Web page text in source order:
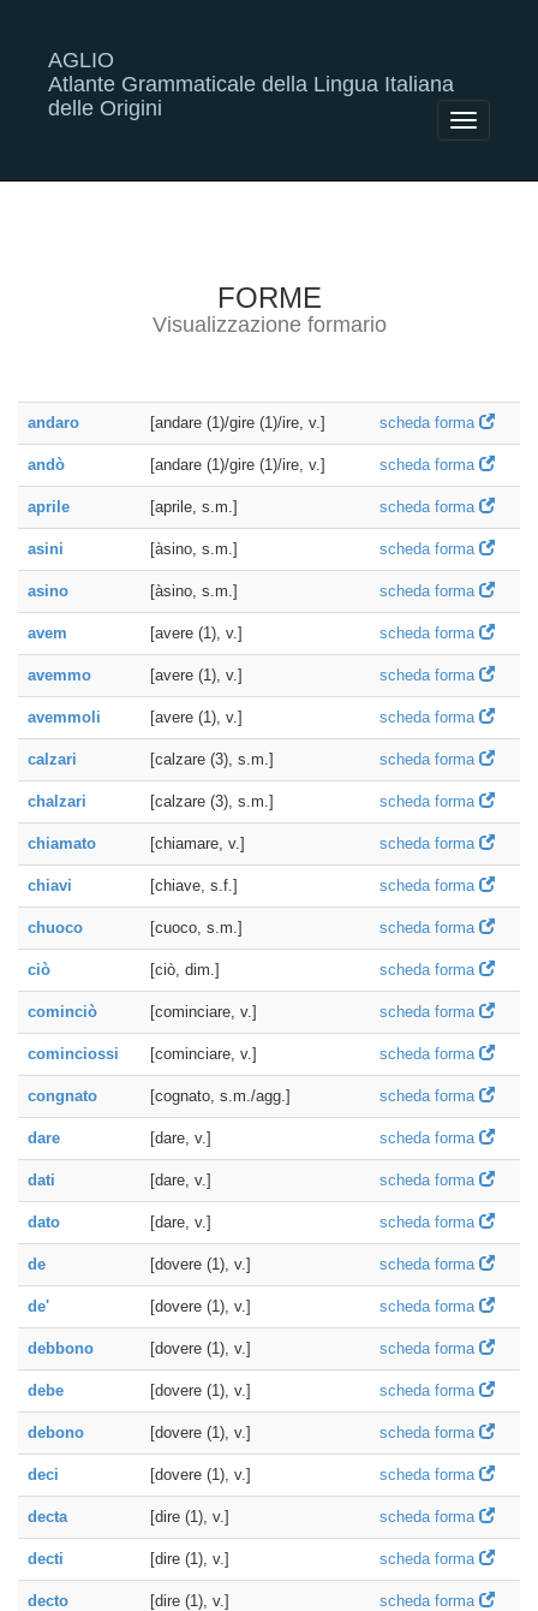
AGLIO
Atlante Grammaticale della Lingua Italiana
delle Origini
Toggle
FORME
Visualizzazione formario
andaro [andare (1)/gire (1)/ire, v.] scheda forma
andò [andare (1)/gire (1)/ire, v.] scheda forma
aprile [aprile, s.m.] scheda forma
asini [àsino, s.m.] scheda forma
asino [àsino, s.m.] scheda forma
avem [avere (1), v.] scheda forma
avemmo [avere (1), v.] scheda forma
avemmoli [avere (1), v.] scheda forma
calzari [calzare (3), s.m.] scheda forma
chalzari [calzare (3), s.m.] scheda forma
chiamato [chiamare, v.] scheda forma
chiavi [chiave, s.f.] scheda forma
chuoco [cuoco, s.m.] scheda forma
ciò [ciò, dim.] scheda forma
cominciò [cominciare, v.] scheda forma
cominciossi [cominciare, v.] scheda forma
congnato [cognato, s.m./agg.] scheda forma
dare [dare, v.] scheda forma
dati [dare, v.] scheda forma
dato [dare, v.] scheda forma
de [dovere (1), v.] scheda forma
de' [dovere (1), v.] scheda forma
debbono [dovere (1), v.] scheda forma
debe [dovere (1), v.] scheda forma
debono [dovere (1), v.] scheda forma
deci [dovere (1), v.] scheda forma
decta [dire (1), v.] scheda forma
decti [dire (1), v.] scheda forma
decto [dire (1), v.] scheda forma